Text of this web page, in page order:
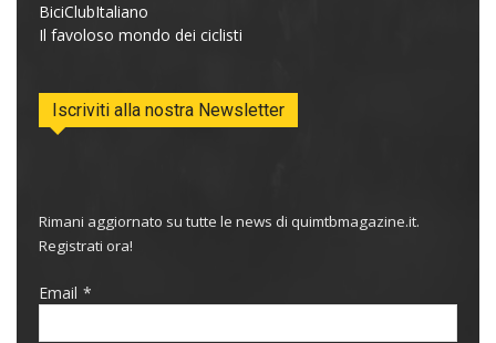
BiciClubItaliano
Il favoloso mondo dei ciclisti
Iscriviti alla nostra Newsletter
Rimani aggiornato su tutte le news di quimtbmagazine.it.
Registrati ora!
Email